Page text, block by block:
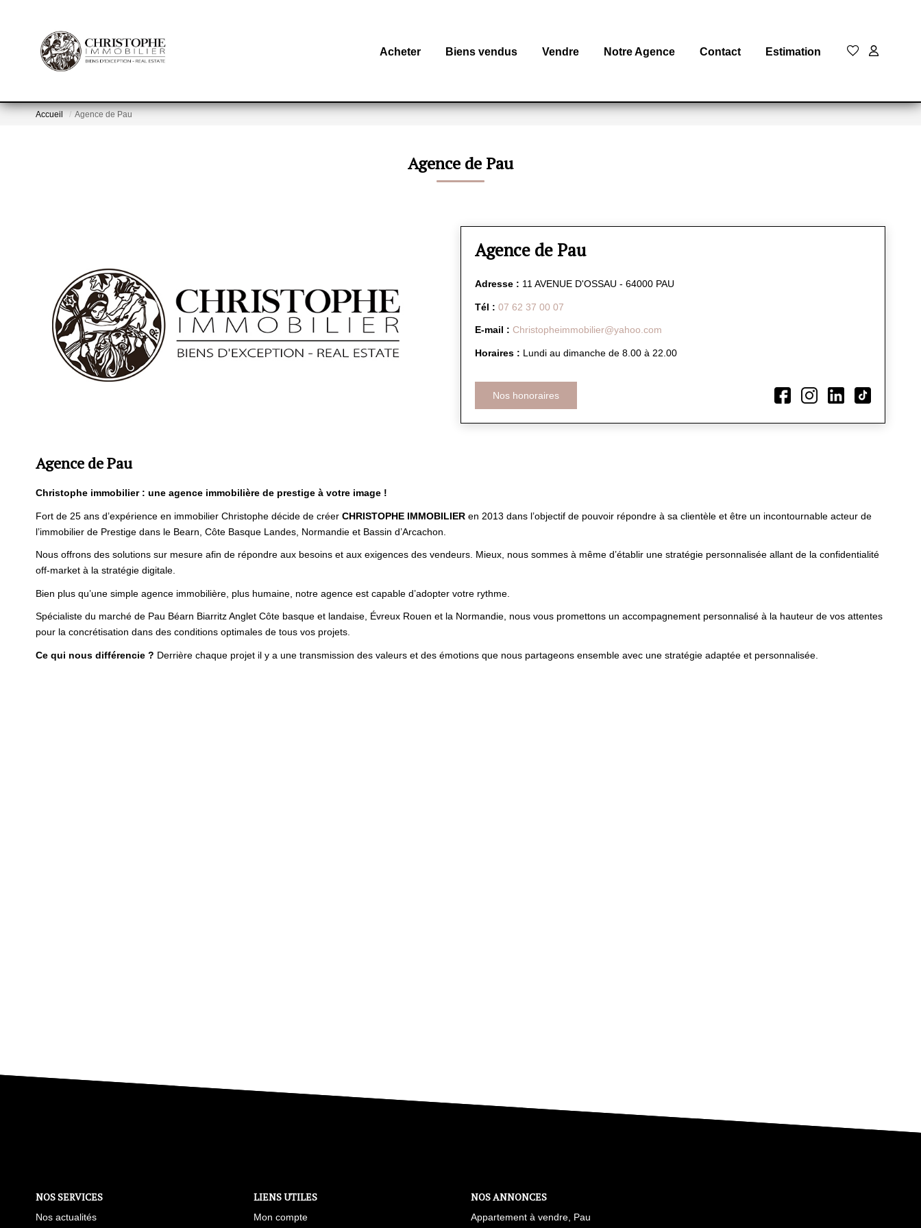
Acheter Biens vendus Vendre Notre Agence Contact Estimation
Accueil Agence de Pau
Agence de Pau
Agence de Pau
Adresse : 11 AVENUE D'OSSAU - 64000 PAU
Tél : 07 62 37 00 07
E-mail : Christopheimmobilier@yahoo.com
Horaires : Lundi au dimanche de 8.00 à 22.00
Nos honoraires
Agence de Pau
Christophe immobilier : une agence immobilière de prestige à votre image !
Fort de 25 ans d’expérience en immobilier Christophe décide de créer CHRISTOPHE IMMOBILIER en 2013 dans l’objectif de pouvoir répondre à sa clientèle et être un incontournable acteur de
l’immobilier de Prestige dans le Bearn, Côte Basque Landes, Normandie et Bassin d’Arcachon.
Nous offrons des solutions sur mesure afin de répondre aux besoins et aux exigences des vendeurs. Mieux, nous sommes à même d’établir une stratégie personnalisée allant de la confidentialité
off-market à la stratégie digitale.
Bien plus qu’une simple agence immobilière, plus humaine, notre agence est capable d’adopter votre rythme.
Spécialiste du marché de Pau Béarn Biarritz Anglet Côte basque et landaise, Évreux Rouen et la Normandie, nous vous promettons un accompagnement personnalisé à la hauteur de vos attentes
pour la concrétisation dans des conditions optimales de tous vos projets.
Ce qui nous différencie ? Derrière chaque projet il y a une transmission des valeurs et des émotions que nous partageons ensemble avec une stratégie adaptée et personnalisée.
NOS SERVICES
Nos actualités
LIENS UTILES
Mon compte
NOS ANNONCES
Appartement à vendre, Pau